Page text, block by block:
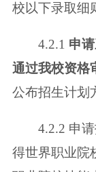
校以下录取细
4.2.1 申
通过我校资格
公布招生计划
4.2.2 申
得世界职业院